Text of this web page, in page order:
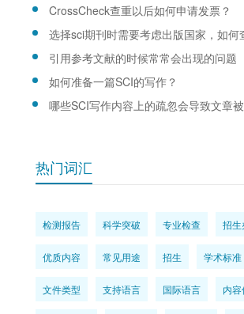
CrossCheck查重以后如何申请发票？
选择sci期刊时需要考虑出版国家，如何
引用参考文献的时候常常会出现的问题
如何准备一篇SCI的写作？
哪些SCI写作内容上的疏忽会导致文章
热门词汇
检测报告 科学突破 专业检查 招生
优质内容 常见用途 招生 学术标准
文件类型 支持语言 国际语言 内